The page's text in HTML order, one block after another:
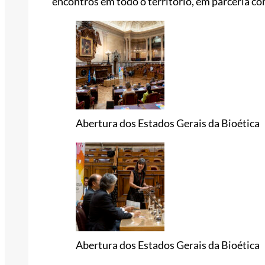
Abertura dos Estados Gerais da Bioética
Abertura dos Estados Gerais da Bioética